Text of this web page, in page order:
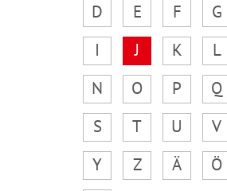
D
E F G
I
J K L
N
O P Q
S
T U V
Y
Z Ä Ö